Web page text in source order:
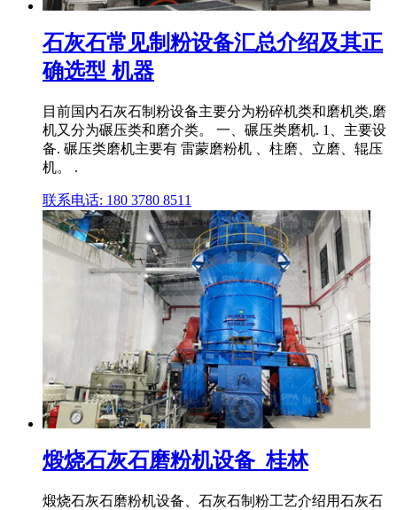
石灰石常见制粉设备汇总介绍及其正
确选型 机器
目前国内石灰石制粉设备主要分为粉碎机类和磨机类,磨
机又分为碾压类和磨介类。 一、碾压类磨机. 1、主要设
备. 碾压类磨机主要有 雷蒙磨粉机 、柱磨、立磨、辊压
机。 .
联系电话: 180 3780 8511
煅烧石灰石磨粉机设备_桂林
煅烧石灰石磨粉机设备、石灰石制粉工艺介绍用石灰石